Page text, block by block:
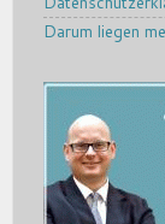
Darum liegen